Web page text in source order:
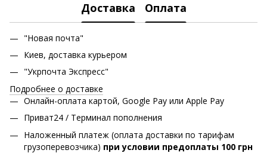
Доставка Оплата
"Новая почта"
Киев, доставка курьером
"Укрпочта Экспресс"
Подробнее о доставке
Онлайн-оплата картой, Google Pay или Apple Pay
Приват24 / Терминал пополнения
Наложенный платеж (оплата доставки по тарифам
грузоперевозчика) при условии предоплаты 100 грн